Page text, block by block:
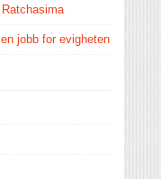
Ratchasima
jobb for evigheten